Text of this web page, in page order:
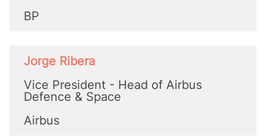
BP
Jorge Ribera
Vice President - Head of Airbus
Defence & Space
Airbus